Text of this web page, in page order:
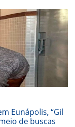
Eunápolis, “Gil
de buscas